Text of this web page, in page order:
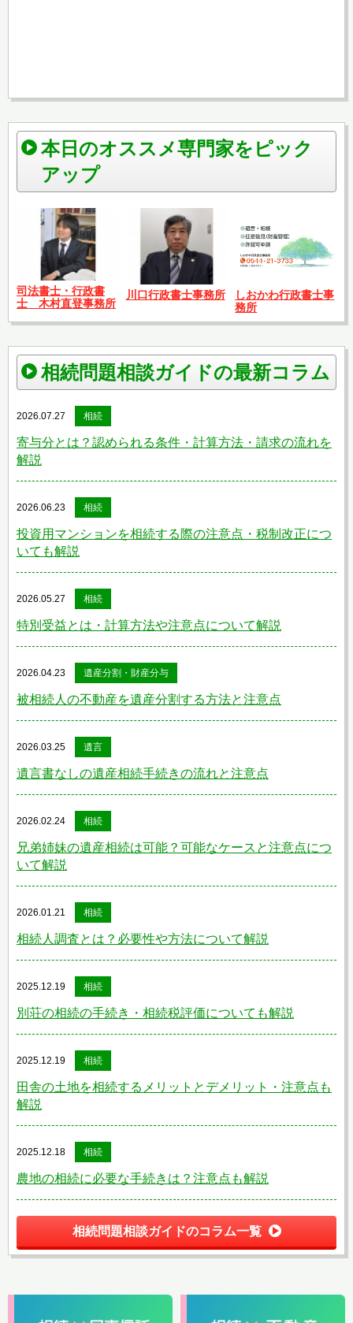
本日のオススメ専門家をピック
アップ
司法書士・行政書
士 木村直登事務所
川口行政書士事務所
しおかわ行政書士事
務所
相続問題相談ガイドの最新コラム
2026.07.27 相続
寄与分とは？認められる条件・計算方法・請求の流れを
解説
2026.06.23 相続
投資用マンションを相続する際の注意点・税制改正につ
いても解説
2026.05.27 相続
特別受益とは・計算方法や注意点について解説
2026.04.23 遺産分割・財産分与
被相続人の不動産を遺産分割する方法と注意点
2026.03.25 遺言
遺言書なしの遺産相続手続きの流れと注意点
2026.02.24 相続
兄弟姉妹の遺産相続は可能？可能なケースと注意点につ
いて解説
2026.01.21 相続
相続人調査とは？必要性や方法について解説
2025.12.19 相続
別荘の相続の手続き・相続税評価についても解説
2025.12.19 相続
田舎の土地を相続するメリットとデメリット・注意点も
解説
2025.12.18 相続
農地の相続に必要な手続きは？注意点も解説
相続問題相談ガイドのコラム一覧